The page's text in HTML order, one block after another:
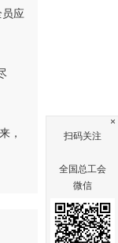
应
，
扫码关注
全国总工会
微信
×